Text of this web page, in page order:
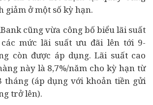
giảm ở một số kỳ hạn.
cũng vừa công bố biểu lãi suất
các mức lãi suất ưu đãi lên tới 9-
còn được áp dụng. Lãi suất cao
này là 8,7%/năm cho kỳ hạn từ
tháng (áp dụng với khoản tiền gửi
trở lên).